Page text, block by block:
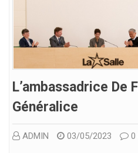
L’ambassadrice De
Généralice
ADMIN 03/05/2023 0